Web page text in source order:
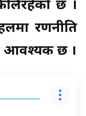
छ ।
रणनीति
आवश्यक छ ।